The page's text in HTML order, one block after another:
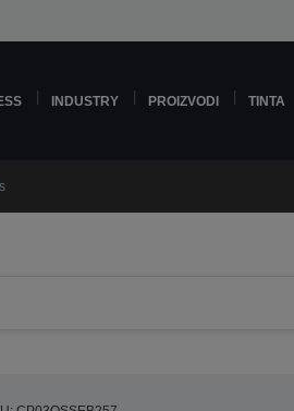
INDUSTRY PROIZVODI TINTA